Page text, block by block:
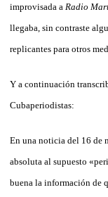
improvisada a Radio
llegaba, sin contraste
replicantes para otros
Y a continuación
Cubaperiodistas:
En una noticia del 16 de
absoluta al supuesto
buena la información de